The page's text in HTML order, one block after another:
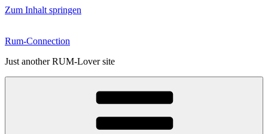
Zum Inhalt springen
Rum-Connection
Just another RUM-Lover site